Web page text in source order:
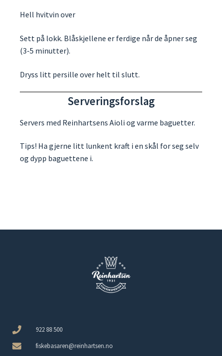
Hell hvitvin over
Sett på lokk. Blåskjellene er ferdige når de åpner seg
(3-5 minutter).
Dryss litt persille over helt til slutt.
Serveringsforslag
Servers med Reinhartsens Aioli og varme baguetter.
Tips! Ha gjerne litt lunkent kraft i en skål for seg selv
og dypp baguettene i.
922 88 500
fiskebasaren@reinhartsen.no